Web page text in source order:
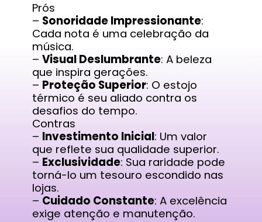
Prós
– Sonoridade Impressionante:
Cada nota é uma celebração da
música.
–Visual Deslumbrante: A beleza
que inspira gerações.
– Proteção Superior: O estojo
térmico é seu aliado contra os
desafios do tempo.
Contras
– Investimento Inicial: Um valor
que reflete sua qualidade superior.
– Exclusividade: Sua raridade pode
torná-lo um tesouro escondido nas
lojas.
– Cuidado Constante: A excelência
exige atenção e manutenção.